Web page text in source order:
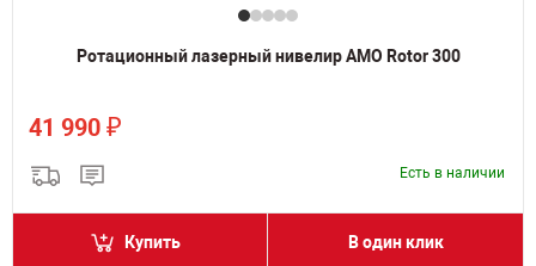
Ротационный лазерный нивелир AMO Rotor 300
41 990 ₽
Есть в наличии
Купить В один клик